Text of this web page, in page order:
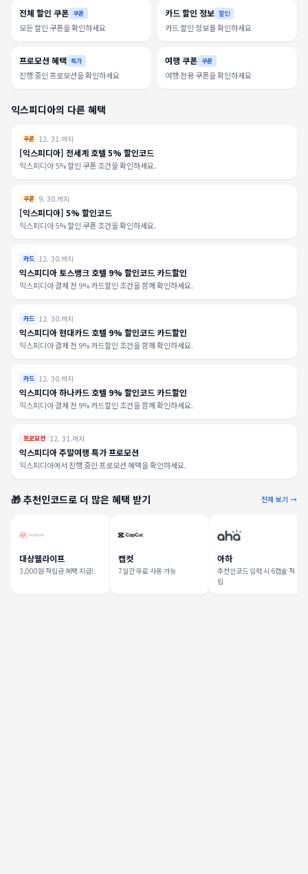
전체 할인 쿠폰 쿠폰
모든 할인 쿠폰을 확인하세요
카드 할인 정보 할인
카드 할인 정보를 확인하세요
프로모션 혜택 특가
진행 중인 프로모션을 확인하세요
여행 쿠폰 쿠폰
여행 전용 쿠폰을 확인하세요
익스피디아의 다른 혜택
쿠폰 12. 31.까지
[익스피디아] 전세계 호텔 5% 할인코드
익스피디아 5% 할인 쿠폰 조건을 확인하세요.
쿠폰 9. 30.까지
[익스피디아] 5% 할인코드
익스피디아 5% 할인 쿠폰 조건을 확인하세요.
카드 12. 30.까지
익스피디아 토스뱅크 호텔 9% 할인코드 카드할인
익스피디아 결제 전 9% 카드할인 조건을 함께 확인하세요.
카드 12. 30.까지
익스피디아 현대카드 호텔 9% 할인코드 카드할인
익스피디아 결제 전 9% 카드할인 조건을 함께 확인하세요.
카드 12. 30.까지
익스피디아 하나카드 호텔 9% 할인코드 카드할인
익스피디아 결제 전 9% 카드할인 조건을 함께 확인하세요.
프로모션 12. 31.까지
익스피디아 주말여행 특가 프로모션
익스피디아에서 진행 중인 프로모션 혜택을 확인하세요.
🎁 추천인코드로 더 많은 혜택 받기 전체 보기 →
대상웰라이프
3,000원 적립금 혜택 지급!
캡컷
7일간 무료 사용 가능
아하
추천인코드 입력 시 6캡슐 적
립